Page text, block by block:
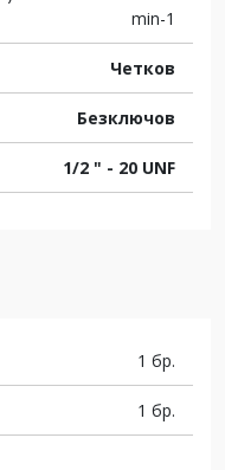
min-1
Четков
Безключов
1/2 " - 20 UNF
1 бр.
1 бр.